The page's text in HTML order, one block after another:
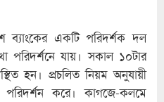
ব্যাংকের একটি পরিদর্শক দল
পরিদর্শনে যায়। সকাল ১০টার
হন। প্রচলিত নিয়ম অনুযায়ী
করে। কাগজে-কলমে